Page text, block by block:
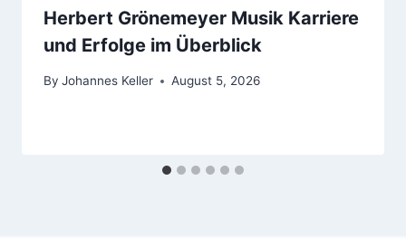
Herbert Grönemeyer Musik Karriere
und Erfolge im Überblick
By Johannes Keller August 5, 2026